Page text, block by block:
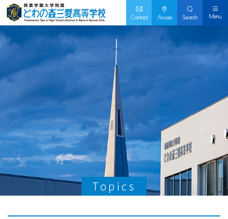
Contact Access Search Menu
Topics